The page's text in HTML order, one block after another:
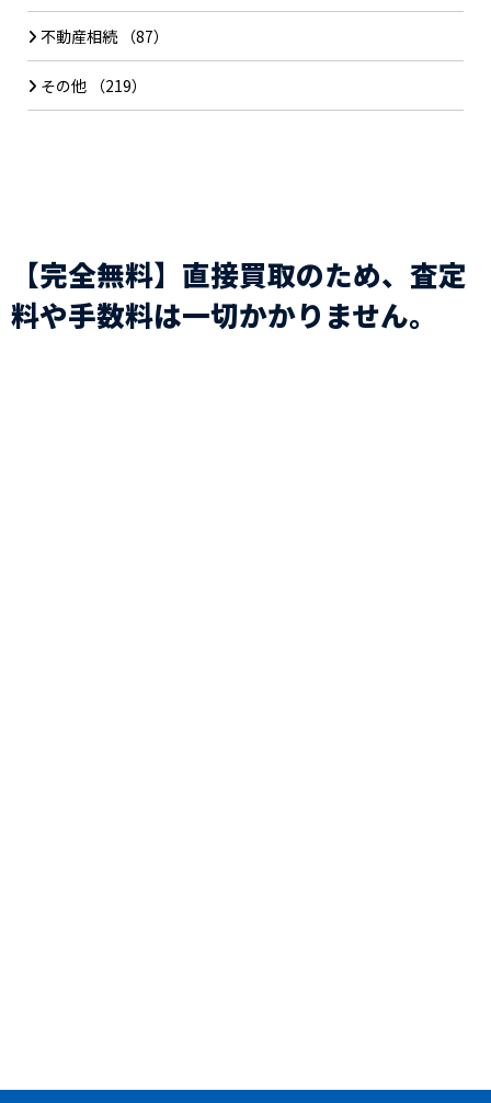
不動産相続（87）
その他 （219）
【完全無料】直接買取のため、査定
料や手数料は一切かかりません。